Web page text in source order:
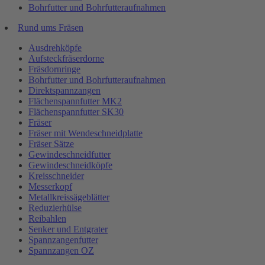
Bohrfutter und Bohrfutteraufnahmen
Rund ums Fräsen
Ausdrehköpfe
Aufsteckfräserdorne
Fräsdornringe
Bohrfutter und Bohrfutteraufnahmen
Direktspannzangen
Flächenspannfutter MK2
Flächenspannfutter SK30
Fräser
Fräser mit Wendeschneidplatte
Fräser Sätze
Gewindeschneidfutter
Gewindeschneidköpfe
Kreisschneider
Messerkopf
Metallkreissägeblätter
Reduzierhülse
Reibahlen
Senker und Entgrater
Spannzangenfutter
Spannzangen OZ